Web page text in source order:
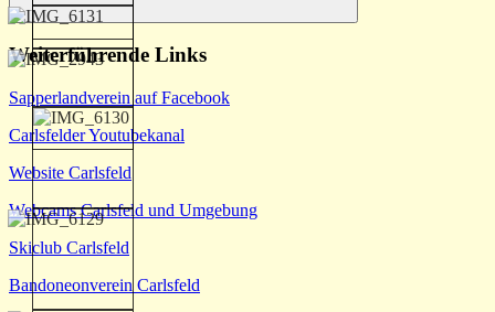
Suchen
Weiterführende Links
Sapperlandverein auf Facebook
Carlsfelder Youtubekanal
Website Carlsfeld
Webcams Carlsfeld und Umgebung
Skiclub Carlsfeld
Bandoneonverein Carlsfeld